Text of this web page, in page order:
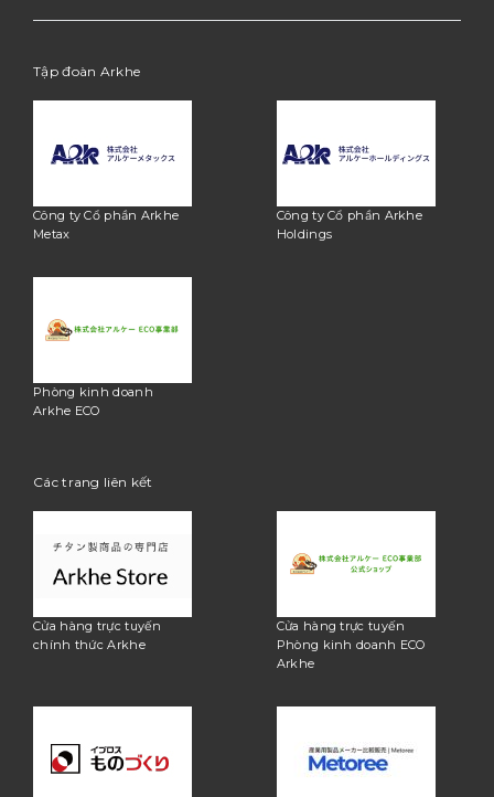
Tập đoàn Arkhe
Công ty Cổ phần Arkhe
Metax
Công ty Cổ phần Arkhe
Holdings
Phòng kinh doanh
Arkhe ECO
Các trang liên kết
Cửa hàng trực tuyến
chính thức Arkhe
Cửa hàng trực tuyến
Phòng kinh doanh ECO
Arkhe